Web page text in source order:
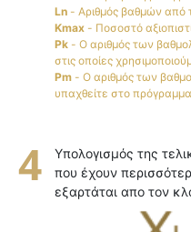
Ln - Αριθμός βαθμών από
Kmax - Ποσοστό
Pk - Ο αριθμός των
στις οποίες
Pm - Ο αριθμός των
υπαχθείτε στο
Υπολογισμός της
που έχουν
εξαρτάται απο τον